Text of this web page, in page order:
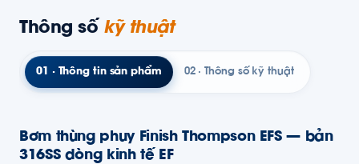
Thông số kỹ thuật
01 · Thông tin sản phẩm 02 · Thông số kỹ thuật
Bơm thùng phuy Finish Thompson EFS — bản
316SS dòng kinh tế EF